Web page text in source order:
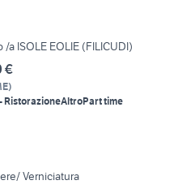
/a ISOLE EOLIE (FILICUDI)
€
)
RistorazioneAltroPart time
Verniciatura